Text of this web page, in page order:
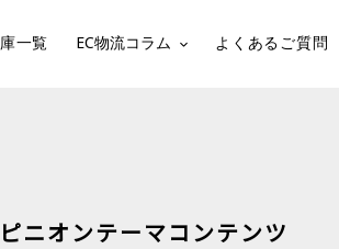
一覧 EC物流コラム よくあるご質問
ニオンテーマコンテンツ